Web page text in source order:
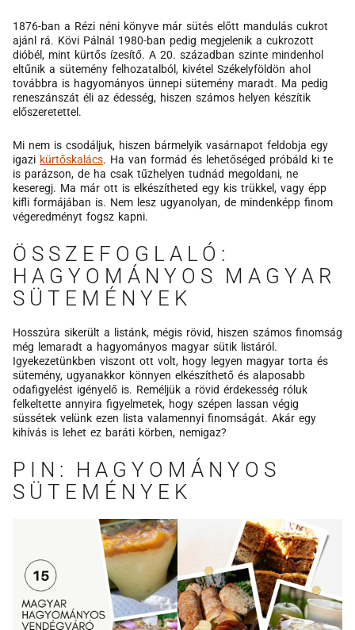
1876-ban a Rézi néni könyve már sütés előtt mandulás cukrot
ajánl rá. Kövi Pálnál 1980-ban pedig megjelenik a cukrozott
dióbél, mint kürtős ízesítő. A 20. században szinte mindenhol
eltűnik a sütemény felhozatalból, kivétel Székelyföldön ahol
továbbra is hagyományos ünnepi sütemény maradt. Ma pedig
reneszánszát éli az édesség, hiszen számos helyen készítik
előszeretettel.
Mi nem is csodáljuk, hiszen bármelyik vasárnapot feldobja egy
igazi kürtőskalács. Ha van formád és lehetőséged próbáld ki te
is parázson, de ha csak tűzhelyen tudnád megoldani, ne
keseregj. Ma már ott is elkészítheted egy kis trükkel, vagy épp
kifli formájában is. Nem lesz ugyanolyan, de mindenképp finom
végeredményt fogsz kapni.
ÖSSZEFOGLALÓ:
HAGYOMÁNYOS MAGYAR
SÜTEMÉNYEK
Hosszúra sikerült a listánk, mégis rövid, hiszen számos finomság
még lemaradt a hagyományos magyar sütik listáról.
Igyekezetünkben viszont ott volt, hogy legyen magyar torta és
sütemény, ugyanakkor könnyen elkészíthető és alaposabb
odafigyelést igényelő is. Reméljük a rövid érdekesség róluk
felkeltette annyira figyelmetek, hogy szépen lassan végig
süssétek velünk ezen lista valamennyi finomságát. Akár egy
kihívás is lehet ez baráti körben, nemigaz?
PIN: HAGYOMÁNYOS
SÜTEMÉNYEK